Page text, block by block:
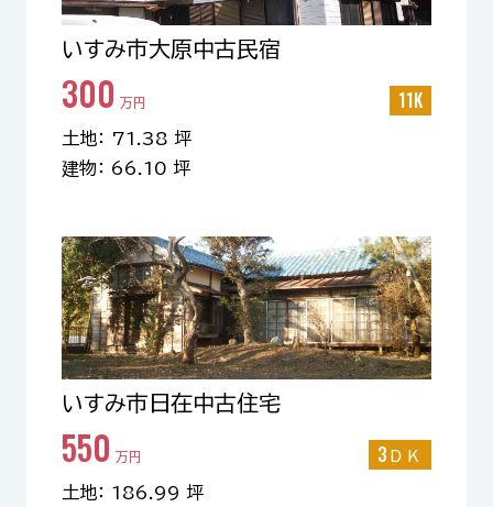
いすみ市大原中古民宿
300 万円 11K
土地： 71.38 坪
建物： 66.10 坪
いすみ市日在中古住宅
550 万円 3ＤＫ
土地： 186.99 坪